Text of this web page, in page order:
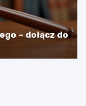
– dołącz do